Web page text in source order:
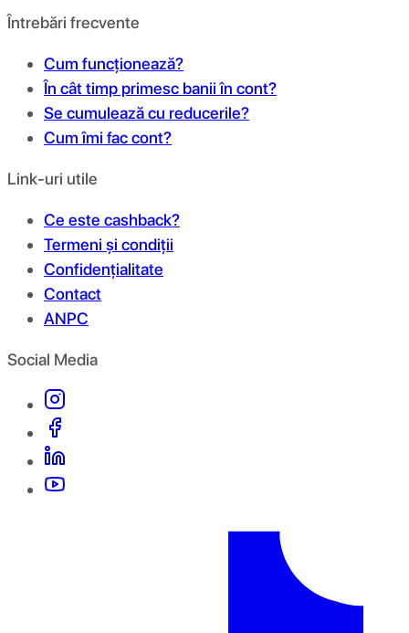
Întrebări frecvente
Cum funcționează?
În cât timp primesc banii în cont?
Se cumulează cu reducerile?
Cum îmi fac cont?
Link-uri utile
Ce este cashback?
Termeni și condiții
Confidențialitate
Contact
ANPC
Social Media